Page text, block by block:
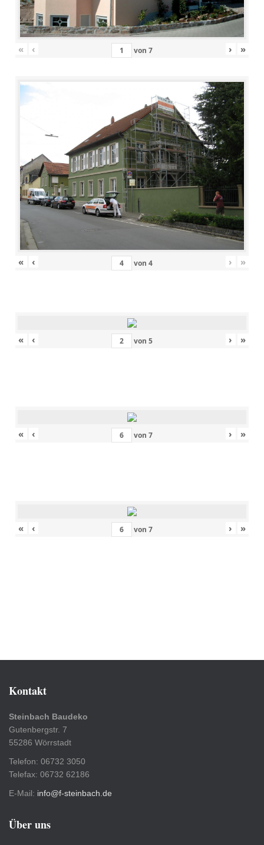
« ‹ von 7 › »
« ‹ von 4 › »
« ‹ von 5 › »
« ‹ von 7 › »
« ‹ von 7 › »
Kontakt
Steinbach Baudeko
Gutenbergstr. 7
55286 Wörrstadt
Telefon: 06732 3050
Telefax: 06732 62186
E-Mail: info@f-steinbach.de
Über uns